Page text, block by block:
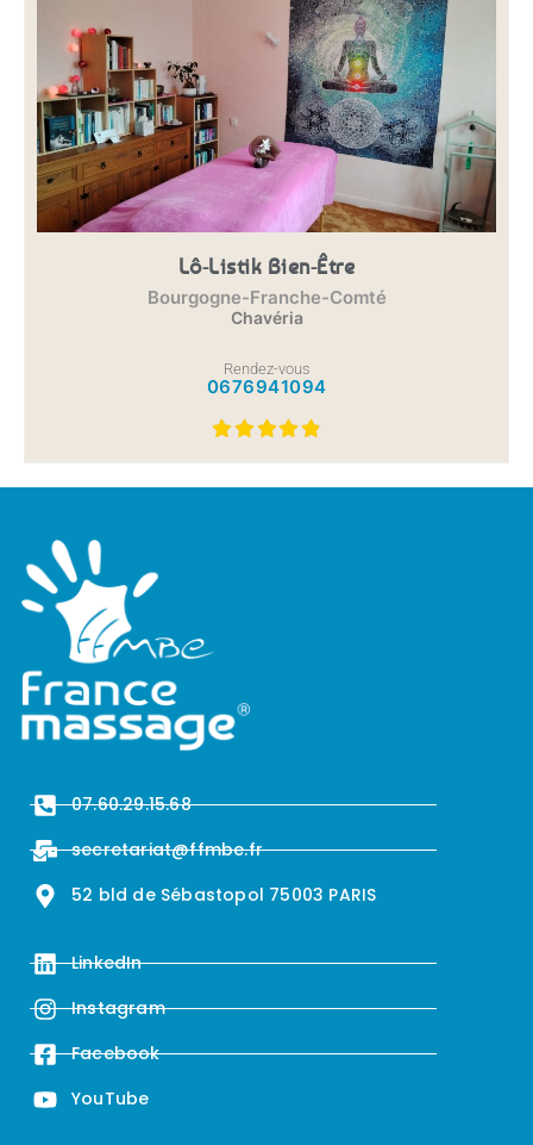
Lô-Listik Bien-Être
Bourgogne-Franche-Comté
Chavéria
Rendez-vous
0676941094
07.60.29.15.68
secretariat@ffmbe.fr
52 bld de Sébastopol 75003 PARIS
LinkedIn
Instagram
Facebook
YouTube